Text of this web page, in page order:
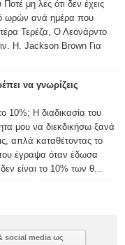
μη λες ότι δεν έχεις
ωρών ανά ημέρα που
Τερέζα, Ο Λεονάρντο
H. Jackson Brown Για
να γνωρίζεις
10%; Η διαδικασία του
μου να διεκδικήσω ξανά
απλά καταθέτοντας το
έγραψα όταν έδωσα
είναι το 10% των θ...
social media ως